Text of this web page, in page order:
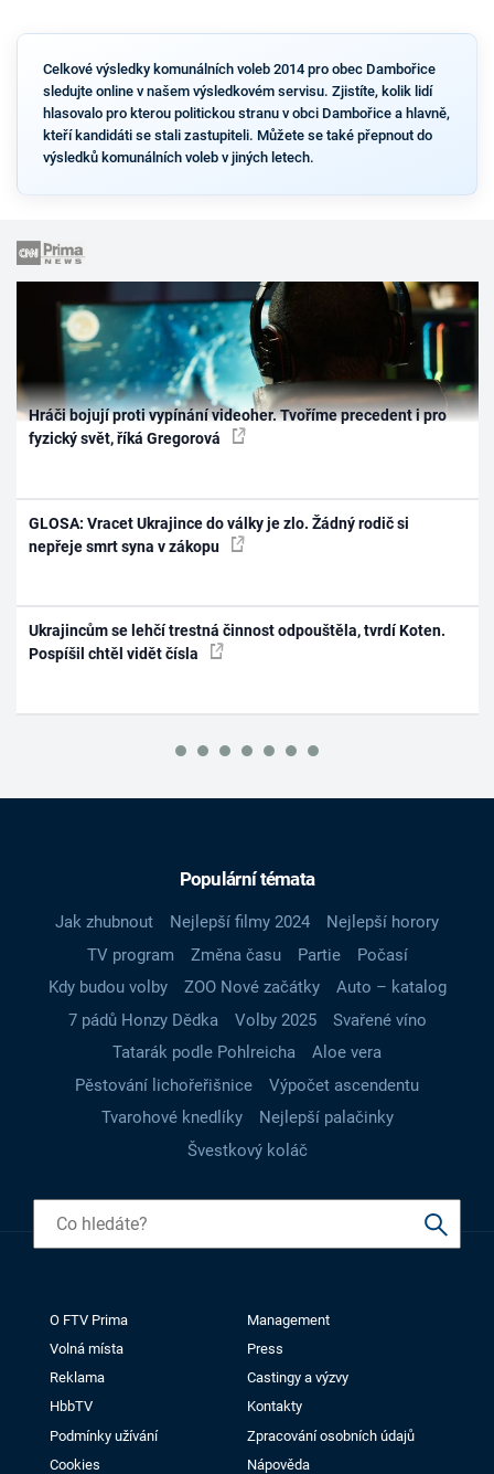
Celkové výsledky komunálních voleb 2014 pro obec Dambořice
sledujte online v našem výsledkovém servisu. Zjistíte, kolik lidí
hlasovalo pro kterou politickou stranu v obci Dambořice a hlavně,
kteří kandidáti se stali zastupiteli. Můžete se také přepnout do
výsledků komunálních voleb v jiných letech.
Hráči bojují proti vypínání videoher. Tvoříme precedent i pro
fyzický svět, říká Gregorová
GLOSA: Vracet Ukrajince do války je zlo. Žádný rodič si
nepřeje smrt syna v zákopu
Ukrajincům se lehčí trestná činnost odpouštěla, tvrdí Koten.
Pospíšil chtěl vidět čísla
Populární témata
Jak zhubnout Nejlepší filmy 2024
Nejlepší horory
TV program
Změna času Partie
Počasí
Kdy budou volby
ZOO Nové začátky
Auto – katalog
7 pádů Honzy Dědka
Volby 2025
Svařené víno
Tatarák podle Pohlreicha
Aloe vera
Pěstování lichořeřišnice
Výpočet ascendentu
Tvarohové knedlíky
Nejlepší palačinky
Švestkový koláč
O FTV Prima
Management
Volná místa
Press
Reklama
Castingy a výzvy
HbbTV
Kontakty
Podmínky užívání
Zpracování osobních údajů
Cookies
Nápověda